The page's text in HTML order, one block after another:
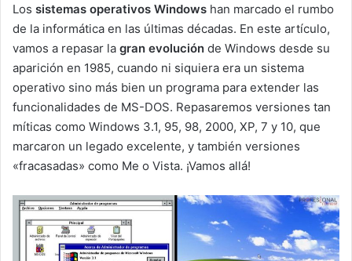
Los sistemas operativos Windows han marcado el rumbo
de la informática en las últimas décadas. En este artículo,
vamos a repasar la gran evolución de Windows desde su
aparición en 1985, cuando ni siquiera era un sistema
operativo sino más bien un programa para extender las
funcionalidades de MS-DOS. Repasaremos versiones tan
míticas como Windows 3.1, 95, 98, 2000, XP, 7 y 10, que
marcaron un legado excelente, y también versiones
«fracasadas» como Me o Vista. ¡Vamos allá!